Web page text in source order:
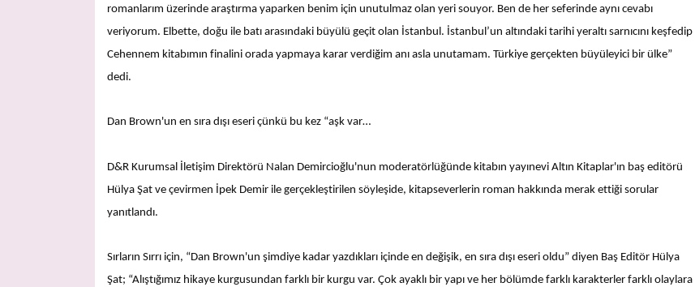
romanlarım üzerinde araştırma yaparken benim için unutulmaz olan yeri souyor. Ben de her seferinde aynı cevabı
veriyorum. Elbette, doğu ile batı arasındaki büyülü geçit olan İstanbul. İstanbul’un altındaki tarihi yeraltı sarnıcını keşfedip
Cehennem kitabımın finalini orada yapmaya karar verdiğim anı asla unutamam. Türkiye gerçekten büyüleyici bir ülke”
dedi.
Dan Brown'un en sıra dışı eseri çünkü bu kez “aşk var…
D&R Kurumsal İletişim Direktörü Nalan Demircioğlu'nun moderatörlüğünde kitabın yayınevi Altın Kitaplar'ın baş editörü
Hülya Şat ve çevirmen İpek Demir ile gerçekleştirilen söyleşide, kitapseverlerin roman hakkında merak ettiği sorular
yanıtlandı.
Sırların Sırrı için, “Dan Brown'un şimdiye kadar yazdıkları içinde en değişik, en sıra dışı eseri oldu” diyen Baş Editör Hülya
Şat; “Alıştığımız hikaye kurgusundan farklı bir kurgu var. Çok ayaklı bir yapı ve her bölümde farklı karakterler farklı olaylara